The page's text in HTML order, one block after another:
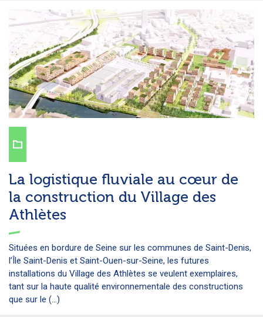
La logistique fluviale au cœur de
la construction du Village des
Athlètes
Situées en bordure de Seine sur les communes de Saint-Denis,
l’Île Saint-Denis et Saint-Ouen-sur-Seine, les futures
installations du Village des Athlètes se veulent exemplaires,
tant sur la haute qualité environnementale des constructions
que sur le (...)